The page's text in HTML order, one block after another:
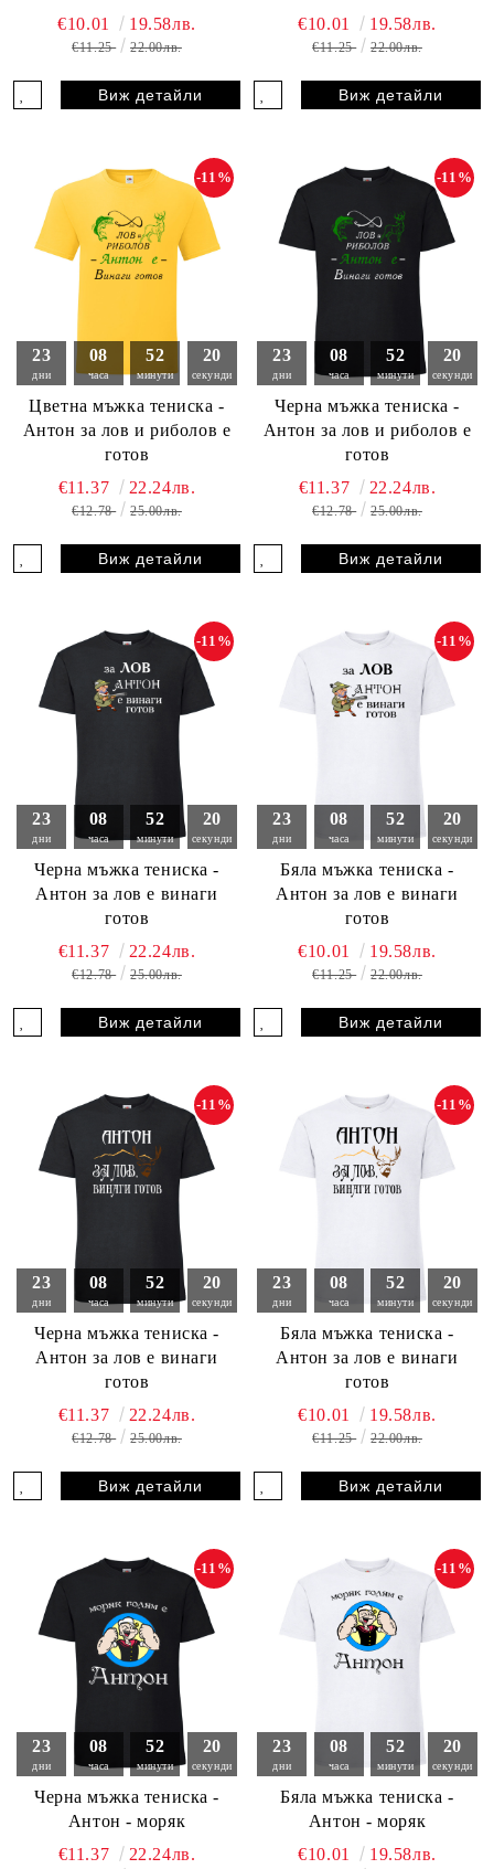
€10.01 19.58лв.
€11.25 22.00лв.
Виж детайли
€10.01 19.58лв.
€11.25 22.00лв.
Виж детайли
23
дни
08
часа
52
минути
18
секунди
Цветна мъжка тениска -
Антон за лов и риболов е
готов
-11%
€11.37 22.24лв.
€12.78 25.00лв.
Виж детайли
23
дни
08
часа
52
минути
18
секунди
Черна мъжка тениска -
Антон за лов и риболов е
готов
-11%
€11.37 22.24лв.
€12.78 25.00лв.
Виж детайли
23
дни
08
часа
52
минути
18
секунди
Черна мъжка тениска -
Антон за лов е винаги
готов
-11%
€11.37 22.24лв.
€12.78 25.00лв.
Виж детайли
23
дни
08
часа
52
минути
18
секунди
Бяла мъжка тениска -
Антон за лов е винаги
готов
-11%
€10.01 19.58лв.
€11.25 22.00лв.
Виж детайли
23
дни
08
часа
52
минути
18
секунди
Черна мъжка тениска -
Антон за лов е винаги
готов
-11%
€11.37 22.24лв.
€12.78 25.00лв.
Виж детайли
23
дни
08
часа
52
минути
18
секунди
Бяла мъжка тениска -
Антон за лов е винаги
готов
-11%
€10.01 19.58лв.
€11.25 22.00лв.
Виж детайли
23
дни
08
часа
52
минути
18
секунди
Черна мъжка тениска -
Антон - моряк
-11%
€11.37 22.24лв.
23
дни
08
часа
52
минути
18
секунди
Бяла мъжка тениска -
Антон - моряк
-11%
€10.01 19.58лв.